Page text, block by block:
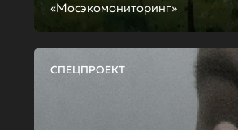
«Мосэкомониторинг»
СПЕЦПРОЕКТ